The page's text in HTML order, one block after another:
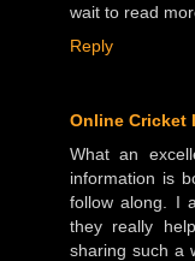
wait to read
Reply
Online Cricket
What an
information is
follow along. I
they really
sharing such a